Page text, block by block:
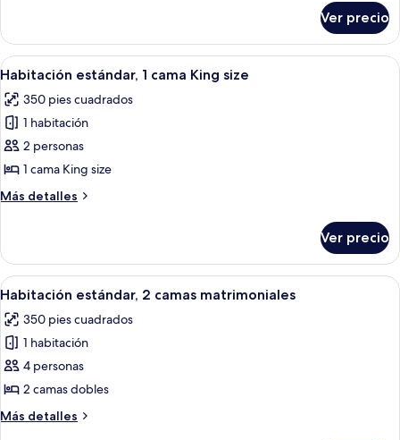
size
1
cama
King
Ver precio
Abrir
todas
las
fotos
de
Habitación
estándar,
1
King
size
Habitación de hotel con televisor de
9
Habitación estándar, 1 cama King size
350 pies cuadrados
1 habitación
2 personas
1 cama King size
Más detalles
Más
estándar,
cama
size
Ver precio
Abrir
todas
las
fotos
de
Habitación
estándar,
2
Habitación de hotel con dos camas,
7
Habitación estándar, 2 camas matrimoniales
350 pies cuadrados
1 habitación
4 personas
2 camas dobles
Más detalles
Más